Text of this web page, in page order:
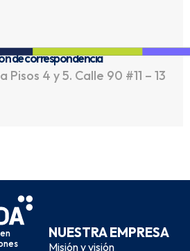
de correspondencia
Pisos 4 y 5. Calle 90 #11 – 13
NUESTRA EMPRESA
Misión y visión